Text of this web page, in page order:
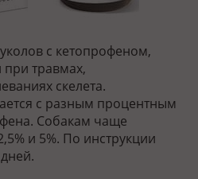
с кетопрофеном,
травмах,
скелета.
с разным процентным
Собакам чаще
и 5%. По инструкции